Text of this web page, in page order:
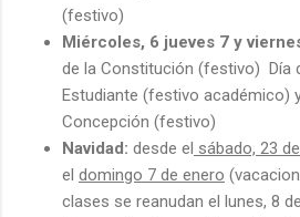
(festivo)
Miércoles, 6 jueves 7 y
de la Constitución (festivo) Día
Estudiante (festivo académico)
Concepción (festivo)
Navidad: desde el sábado, 23
el domingo 7 de enero
clases se reanudan el lunes, 8